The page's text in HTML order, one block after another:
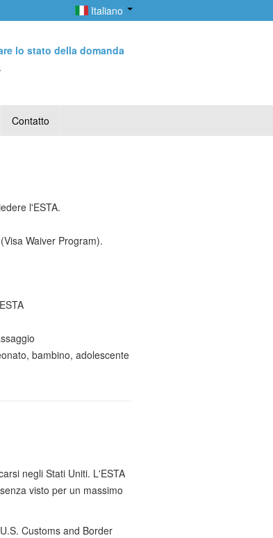
Italiano
lo stato della domanda
Contatto
l'ESTA.
Waiver Program).
bambino, adolescente
negli Stati Uniti. L'ESTA
visto per un massimo
Customs and Border